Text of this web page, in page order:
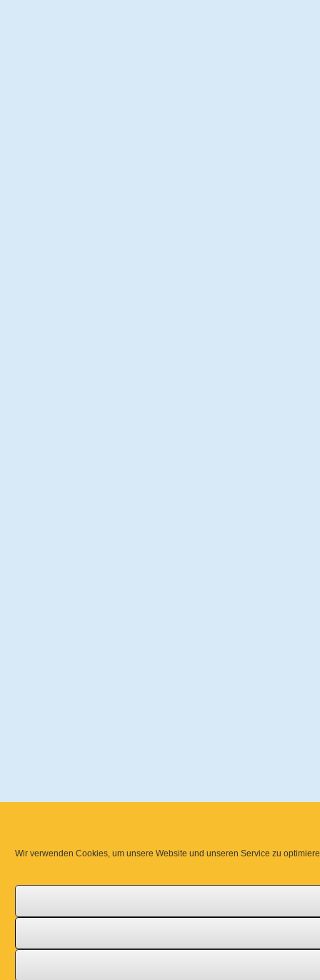
Wir verwenden Cookies, um unsere Website und unseren Service zu